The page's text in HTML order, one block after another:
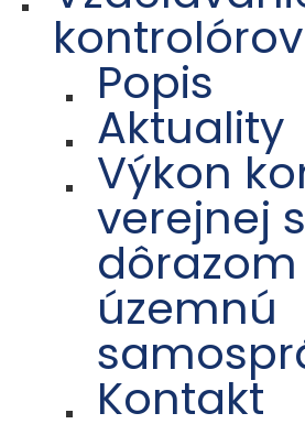
kontrolórov
Popis
Aktuality
Výkon
verejnej
územnú
Kontakt